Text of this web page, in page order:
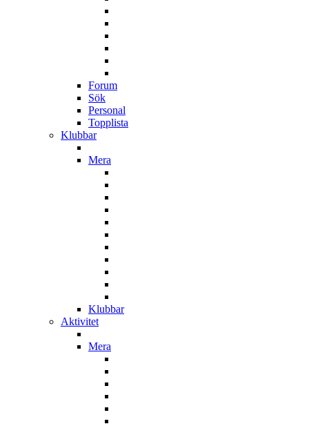
Forum
Sök
Personal
Topplista
Klubbar
Mera
Klubbar
Aktivitet
Mera